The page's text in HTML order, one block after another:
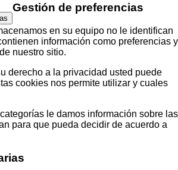
Gestión de preferencias
en su equipo no le identifican
información como preferencias y
nuestro sitio.
derecho a la privacidad usted puede
cookies nos permite utilizar y cuales
le damos información sobre las
para que pueda decidir de acuerdo a